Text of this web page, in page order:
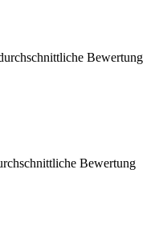
Bewertung
Bewertung